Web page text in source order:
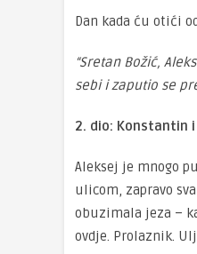
Dan kada ću otići
“Sretan Božić,
sebi i zaputio se
2. dio: Konstantin
Aleksej je mnogo
ulicom, zapravo
obuzimala jeza –
ovdje. Prolaznik.